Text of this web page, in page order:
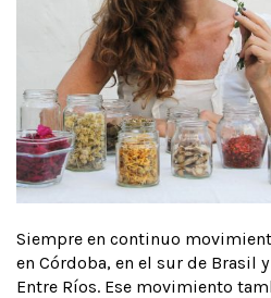
Siempre en continuo
en Córdoba, en el sur de Brasil y
Entre Ríos. Ese movimiento